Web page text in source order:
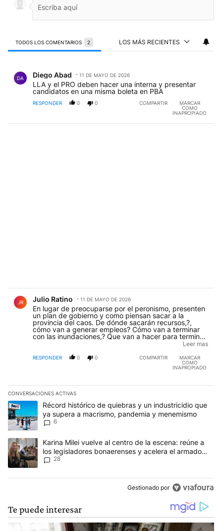
TODOS LOS COMENTARIOS 2 LOS MÁS RECIENTES
DA Diego Abad 11 DE MAYO DE 2026
LLA y el PRO deben hacer una interna y presentar
candidatos en una misma boleta en PBA
RESPONDER 0 0 COMPARTIR
MARCAR
COMO
INAPROPIADO
JR Julio Ratino 11 DE MAYO DE 2026
En lugar de preocuparse por el peronismo, presenten
un plan de gobierno y como piensan sacar a la
provincia del caos. De dónde sacarán recursos,?,
cómo van a generar empleos? Cómo van a terminar
con las inundaciones,? Que van a hacer para terminar
con la inseguridad y la droga? Que van a hacer con
Leer mas
RESPONDER 0 0 COMPARTIR
MARCAR
COMO
INAPROPIADO
CONVERSACIONES ACTIVAS
Este listado muestra los artículos con más comentarios en los
Un artículo de tendencia con el título "Récord histórico de
Récord histórico de quiebras y un industricidio que
ya supera a macrismo, pandemia y menemismo
6
Un artículo de tendencia con el título "Karina Milei vuelve al
Karina Milei vuelve al centro de la escena: reúne a
los legisladores bonaerenses y acelera el armado
para 2027
28
Gestionado por